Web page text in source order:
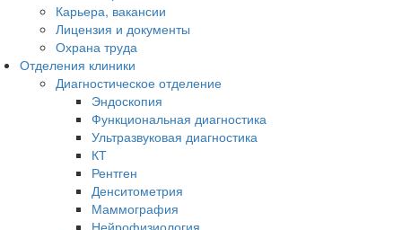
Карьера, вакансии
Лицензия и документы
Охрана труда
Отделения клиники
Диагностическое отделение
Эндоскопия
Функциональная диагностика
Ультразвуковая диагностика
КТ
Рентген
Денситометрия
Маммография